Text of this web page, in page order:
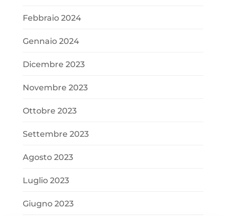
Febbraio 2024
Gennaio 2024
Dicembre 2023
Novembre 2023
Ottobre 2023
Settembre 2023
Agosto 2023
Luglio 2023
Giugno 2023